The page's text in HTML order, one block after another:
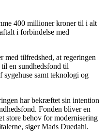
400 millioner kroner til i alt
i forbindelse med
med tilfredshed, at regeringen
en sundhedsfond til
sygehuse samt teknologi og
har bekræftet sin intention
Fonden bliver en
store behov for modernisering
siger Mads Duedahl.